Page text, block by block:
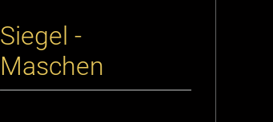
Siegel -
Maschen